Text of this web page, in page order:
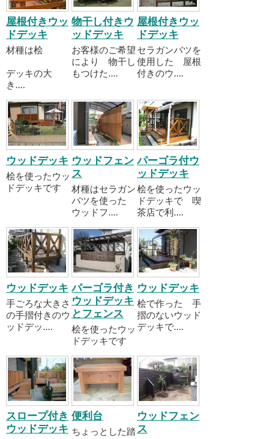
屋根付きウッ
ドデッキ
材種は桧
デッキの大
き....
物干し付きウ
ッドデッキ
お客様のご希望
により 物干し
もつけた....
屋根付きウッ
ドデッキ
セラガンバツを
使用した 屋根
付きのウ....
ウッドデッキ
桧を使ったウッ
ドデッキです
ウッドフェン
ス
材種はセラガン
バツを使った
ウッドフ....
パーゴラ付ウ
ッドデッキ
桧を使ったウッ
ドデッキで 喫
茶店で利....
ウッドデッキ
手ごろな大きさ
の手摺付きのウ
ッドデッ....
パーゴラ付き
ウッドデッキ
とフェンス
桧を使ったウッ
ドデッキです
ウッドデッキ
桧で作った 手
摺のないウッド
デッキで....
スロープ付き
ウッドデッキ
便利台
ちょっとした踏
ウッドフェン
ス